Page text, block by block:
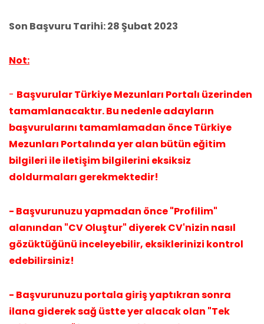
Son Başvuru Tarihi: 28 Şubat 2023
Not:
- Başvurular Türkiye Mezunları Portalı üzerinden
tamamlanacaktır. Bu nedenle adayların
başvurularını tamamlamadan önce Türkiye
Mezunları Portalında yer alan bütün eğitim
bilgileri ile iletişim bilgilerini eksiksiz
doldurmaları gerekmektedir!
- Başvurunuzu yapmadan önce "Profilim"
alanından "CV Oluştur" diyerek CV'nizin nasıl
gözüktüğünü inceleyebilir, eksiklerinizi kontrol
edebilirsiniz!
- Başvurunuzu portala giriş yaptıkran sonra
ilana giderek sağ üstte yer alacak olan "Tek